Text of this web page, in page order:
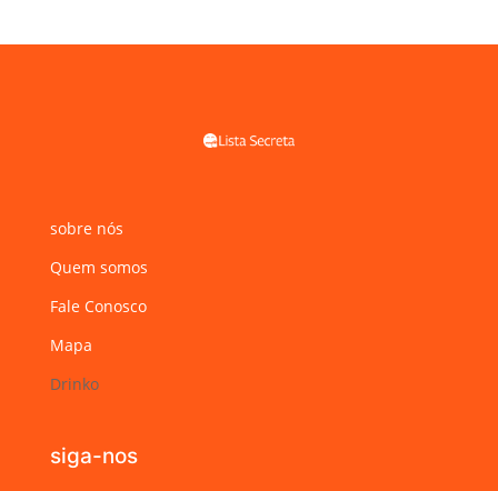
sobre nós
Quem somos
Fale Conosco
Mapa
Drinko
siga-nos